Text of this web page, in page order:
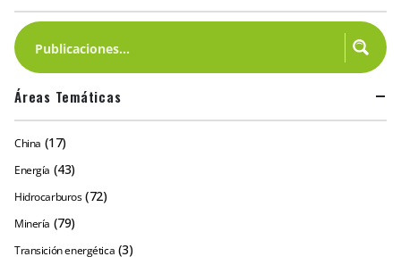
Áreas Temáticas
China (17)
Energía (43)
Hidrocarburos (72)
Minería (79)
Transición energética (3)